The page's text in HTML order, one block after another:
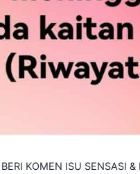
BERI KOMEN ISU SENSASI &